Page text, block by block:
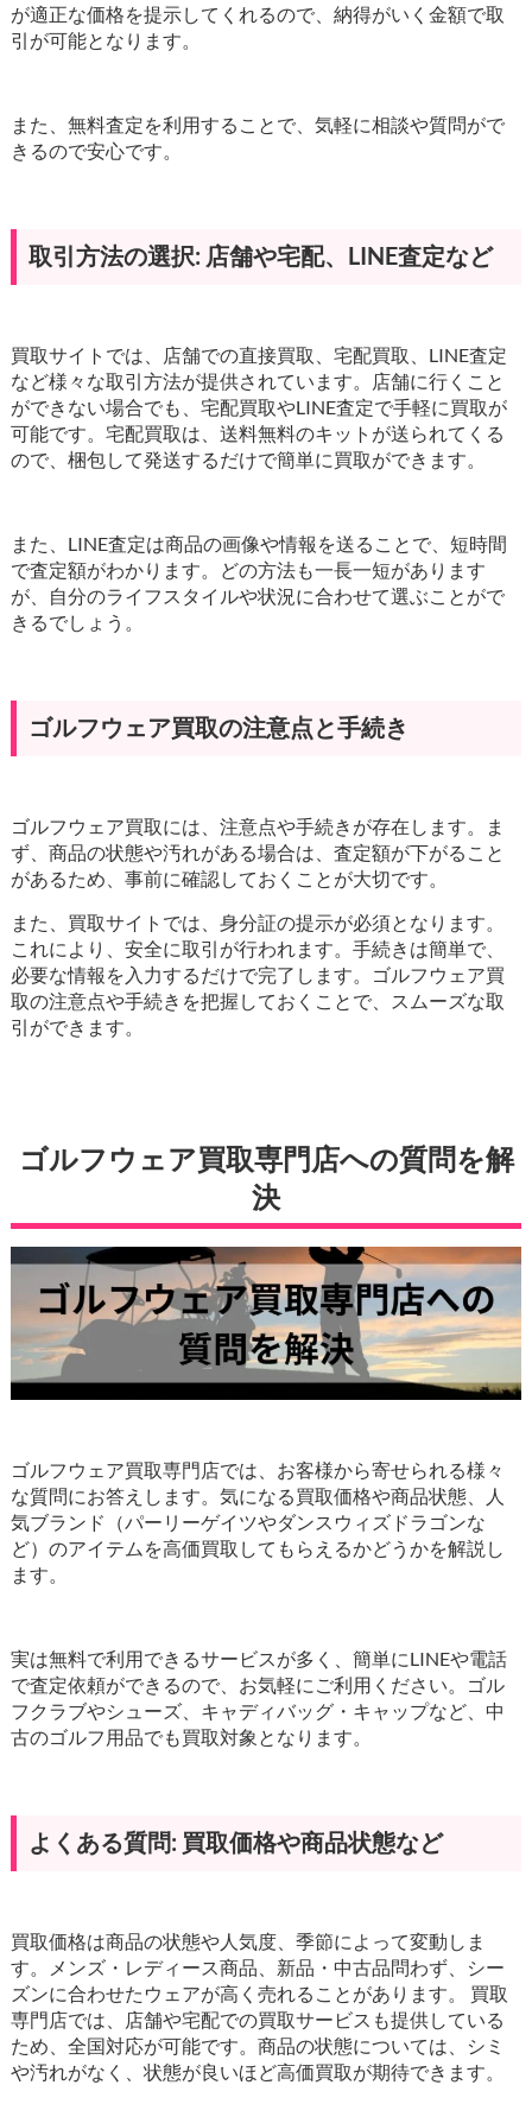
が適正な価格を提示してくれるので、納得がいく金額で取
引が可能となります。
また、無料査定を利用することで、気軽に相談や質問がで
きるので安心です。
取引方法の選択: 店舗や宅配、LINE査定など
買取サイトでは、店舗での直接買取、宅配買取、LINE査定
など様々な取引方法が提供されています。店舗に行くこと
ができない場合でも、宅配買取やLINE査定で手軽に買取が
可能です。宅配買取は、送料無料のキットが送られてくる
ので、梱包して発送するだけで簡単に買取ができます。
また、LINE査定は商品の画像や情報を送ることで、短時間
で査定額がわかります。どの方法も一長一短があります
が、自分のライフスタイルや状況に合わせて選ぶことがで
きるでしょう。
ゴルフウェア買取の注意点と手続き
ゴルフウェア買取には、注意点や手続きが存在します。ま
ず、商品の状態や汚れがある場合は、査定額が下がること
があるため、事前に確認しておくことが大切です。
また、買取サイトでは、身分証の提示が必須となります。
これにより、安全に取引が行われます。手続きは簡単で、
必要な情報を入力するだけで完了します。ゴルフウェア買
取の注意点や手続きを把握しておくことで、スムーズな取
引ができます。
ゴルフウェア買取専門店への質問を解
決
ゴルフウェア買取専門店では、お客様から寄せられる様々
な質問にお答えします。気になる買取価格や商品状態、人
気ブランド（パーリーゲイツやダンスウィズドラゴンな
ど）のアイテムを高価買取してもらえるかどうかを解説し
ます。
実は無料で利用できるサービスが多く、簡単にLINEや電話
で査定依頼ができるので、お気軽にご利用ください。ゴル
フクラブやシューズ、キャディバッグ・キャップなど、中
古のゴルフ用品でも買取対象となります。
よくある質問: 買取価格や商品状態など
買取価格は商品の状態や人気度、季節によって変動しま
す。メンズ・レディース商品、新品・中古品問わず、シー
ズンに合わせたウェアが高く売れることがあります。 買取
専門店では、店舗や宅配での買取サービスも提供している
ため、全国対応が可能です。商品の状態については、シミ
や汚れがなく、状態が良いほど高価買取が期待できます。